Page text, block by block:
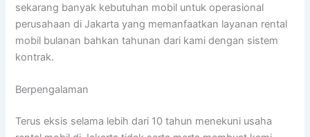
sekarang banyak kebutuhan mobil untuk operasional
perusahaan di Jakarta yang memanfaatkan layanan rental
mobil bulanan bahkan tahunan dari kami dengan sistem
kontrak.
Berpengalaman
Terus eksis selama lebih dari 10 tahun menekuni usaha